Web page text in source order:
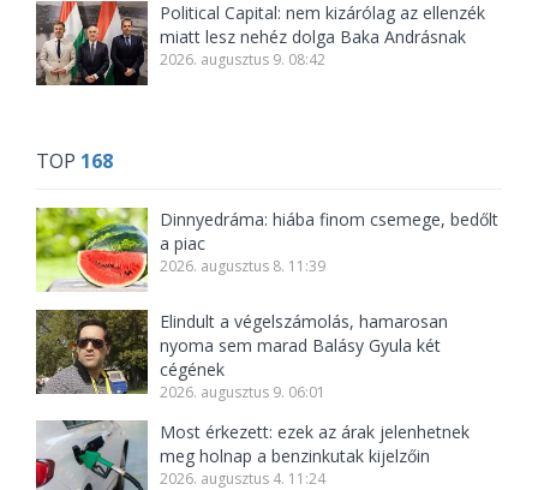
Political Capital: nem kizárólag az ellenzék
miatt lesz nehéz dolga Baka Andrásnak
2026. augusztus 9. 08:42
TOP 168
Dinnyedráma: hiába finom csemege, bedőlt
a piac
2026. augusztus 8. 11:39
Elindult a végelszámolás, hamarosan
nyoma sem marad Balásy Gyula két
cégének
2026. augusztus 9. 06:01
Most érkezett: ezek az árak jelenhetnek
meg holnap a benzinkutak kijelzőin
2026. augusztus 4. 11:24